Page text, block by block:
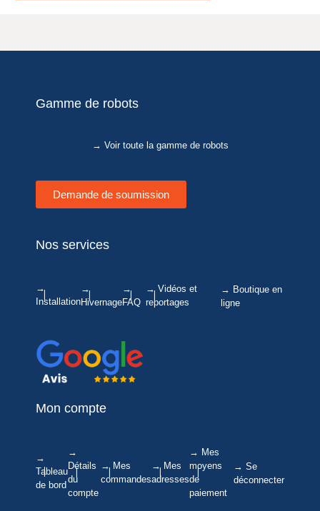
Gamme de robots
→ Voir toute la gamme de robots
Demande de soumission
Nos services
→
Installation
→
Hivernage
→
FAQ
→ Vidéos et
reportages
→ Boutique en
ligne
Mon compte
→
Tableau
de bord
→
Détails
du
compte
→ Mes
commandes
→ Mes
adresses
→ Mes
moyens
de
paiement
→ Se
déconnecter